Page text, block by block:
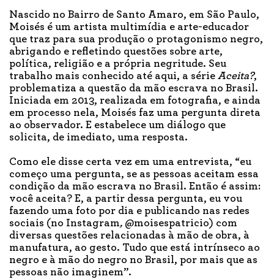
Nascido no Bairro de Santo Amaro, em São Paulo,
Moisés é um artista multimídia e arte-educador
que traz para sua produção o protagonismo negro,
abrigando e refletindo questões sobre arte,
política, religião e a própria negritude. Seu
trabalho mais conhecido até aqui, a série Aceita?,
problematiza a questão da mão escrava no Brasil.
Iniciada em 2013, realizada em fotografia, e ainda
em processo nela, Moisés faz uma pergunta direta
ao observador. E estabelece um diálogo que
solicita, de imediato, uma resposta.
Como ele disse certa vez em uma entrevista, “eu
começo uma pergunta, se as pessoas aceitam essa
condição da mão escrava no Brasil. Então é assim:
você aceita? E, a partir dessa pergunta, eu vou
fazendo uma foto por dia e publicando nas redes
sociais (no Instagram, @moisespatricio) com
diversas questões relacionadas à mão de obra, à
manufatura, ao gesto. Tudo que está intrínseco ao
negro e à mão do negro no Brasil, por mais que as
pessoas não imaginem”.